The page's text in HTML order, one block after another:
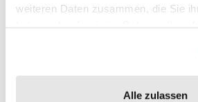
weiteren Daten zusammen, die Sie
Alle zulassen
rechtlichen Vorgaben, egal von
Mitarbeitenden arbeiten.